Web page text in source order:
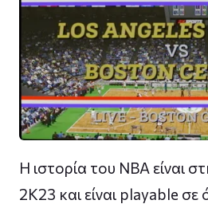
Η ιστορία του NBA είναι
2Κ23 και είναι playable